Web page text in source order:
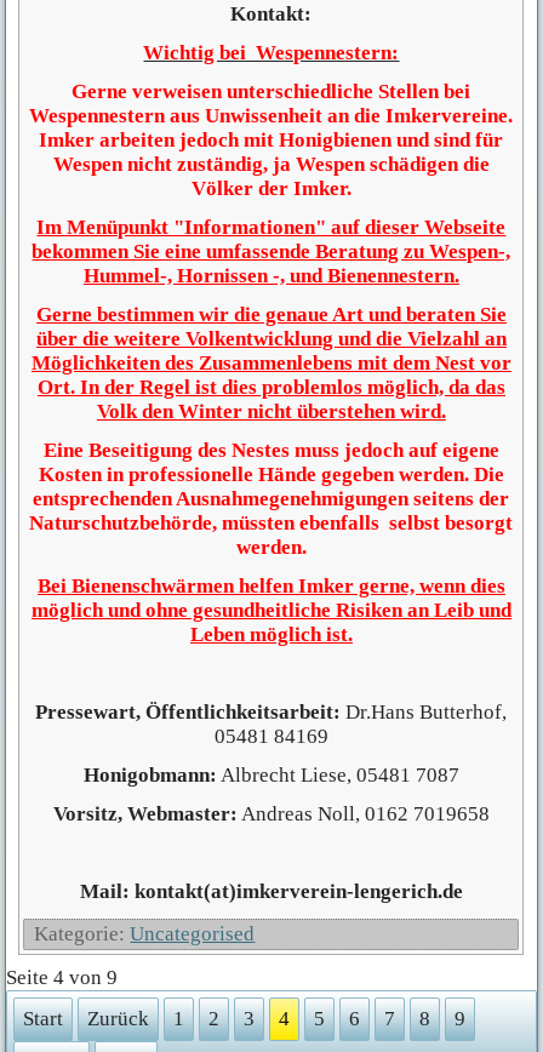
Kontakt:
Wichtig bei Wespennestern:
Gerne verweisen unterschiedliche Stellen bei
Wespennestern aus Unwissenheit an die Imkervereine.
Imker arbeiten jedoch mit Honigbienen und sind für
Wespen nicht zuständig, ja Wespen schädigen die
Völker der Imker.
Im Menüpunkt "Informationen" auf dieser Webseite
bekommen Sie eine umfassende Beratung zu Wespen-,
Hummel-, Hornissen -, und Bienennestern.
Gerne bestimmen wir die genaue Art und beraten Sie
über die weitere Volkentwicklung und die Vielzahl an
Möglichkeiten des Zusammenlebens mit dem Nest vor
Ort. In der Regel ist dies problemlos möglich, da das
Volk den Winter nicht überstehen wird.
Eine Beseitigung des Nestes muss jedoch auf eigene
Kosten in professionelle Hände gegeben werden. Die
entsprechenden Ausnahmegenehmigungen seitens der
Naturschutzbehörde, müssten ebenfalls selbst besorgt
werden.
Bei Bienenschwärmen helfen Imker gerne, wenn dies
möglich und ohne gesundheitliche Risiken an Leib und
Leben möglich ist.
Pressewart, Öffentlichkeitsarbeit: Dr.Hans Butterhof,
05481 84169
Honigobmann: Albrecht Liese, 05481 7087
Vorsitz, Webmaster: Andreas Noll, 0162 7019658
Mail: kontakt(at)imkerverein-lengerich.de
Kategorie:Uncategorised
Seite 4 von 9
Start
Zurück 1 2 3 4 5 6 7 8
9